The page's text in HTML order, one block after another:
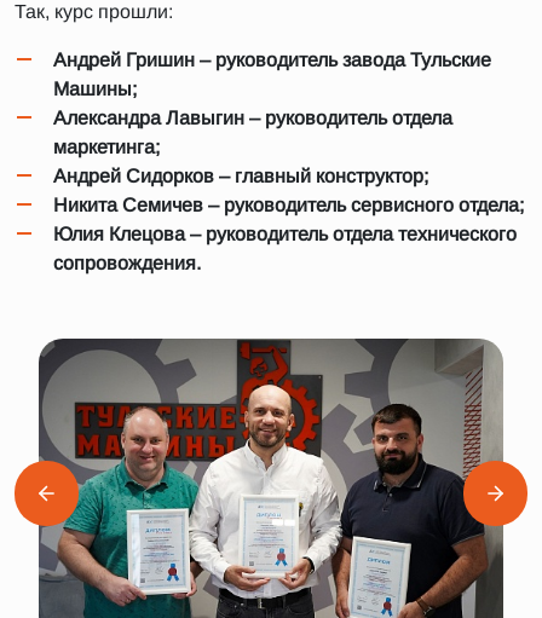
Так, курс прошли:
Андрей Гришин – руководитель завода Тульские
Машины;
Александра Лавыгин – руководитель отдела
маркетинга;
Андрей Сидорков – главный конструктор;
Никита Семичев – руководитель сервисного отдела;
Юлия Клецова – руководитель отдела технического
сопровождения.